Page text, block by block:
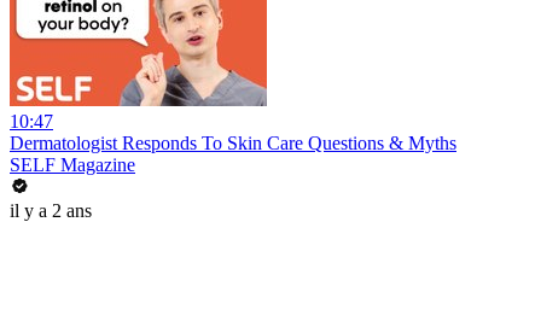
10:47
Dermatologist Responds To Skin Care Questions & Myths
SELF Magazine
il y a 2 ans